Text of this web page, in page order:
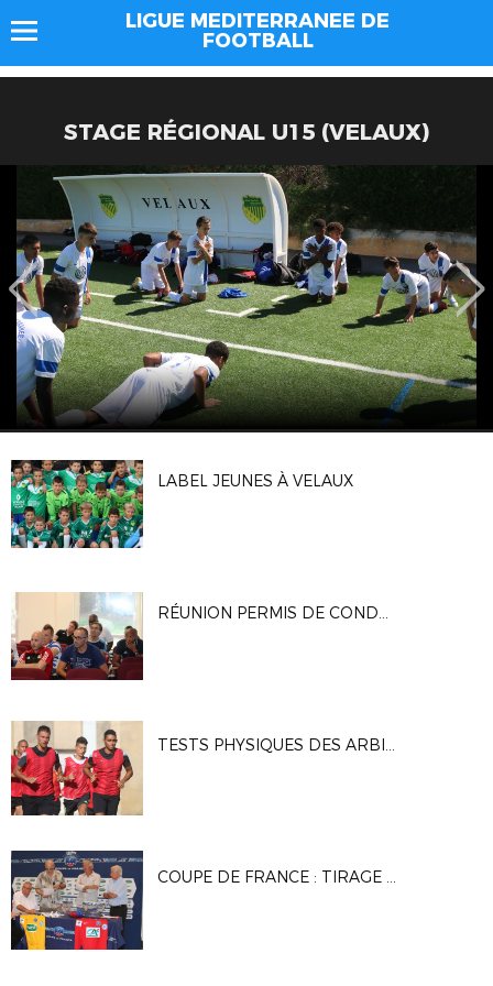
LIGUE MEDITERRANEE DE
FOOTBALL
STAGE RÉGIONAL U15 (VELAUX)
LABEL JEUNES À VELAUX
RÉUNION PERMIS DE CONDUIRE UNE EQUIPE DE JEUNES
TESTS PHYSIQUES DES ARBITRES À MARIGNANE
COUPE DE FRANCE : TIRAGE DU 4E TOUR